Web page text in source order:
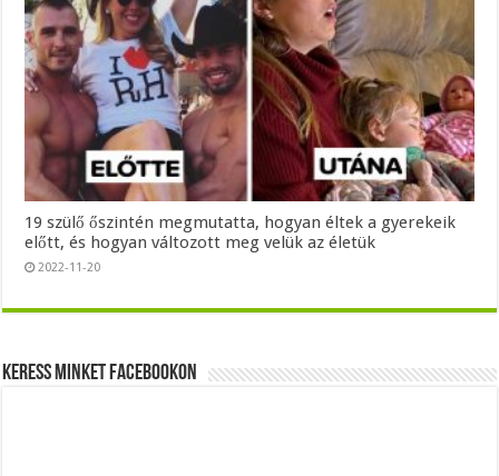
19 szülő őszintén megmutatta, hogyan éltek a gyerekeik
előtt, és hogyan változott meg velük az életük
2022-11-20
Keress minket Facebookon